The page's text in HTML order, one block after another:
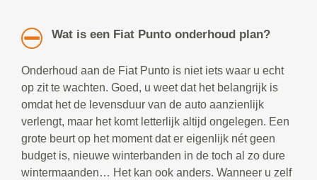
Wat is een Fiat Punto onderhoud plan?
Onderhoud aan de Fiat Punto is niet iets waar u echt
op zit te wachten. Goed, u weet dat het belangrijk is
omdat het de levensduur van de auto aanzienlijk
verlengt, maar het komt letterlijk altijd ongelegen. Een
grote beurt op het moment dat er eigenlijk nét geen
budget is, nieuwe winterbanden in de toch al zo dure
wintermaanden… Het kan ook anders. Wanneer u zelf